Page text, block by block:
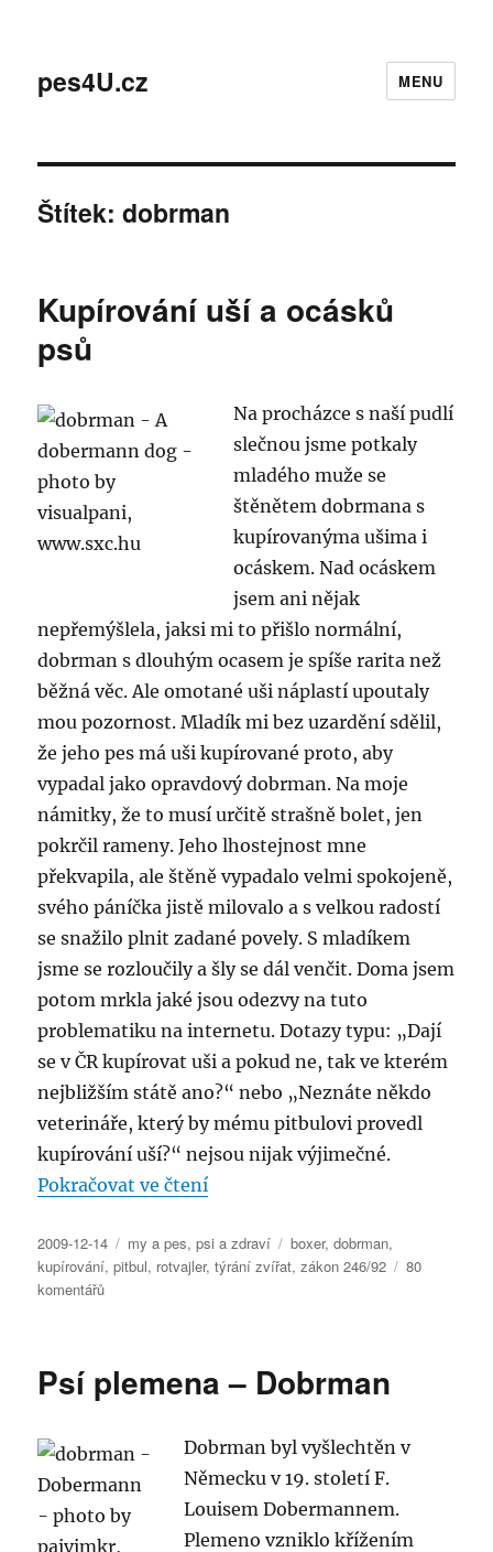
pes4U.cz MENU
Štítek:dobrman
Kupírování uší a ocásků
psů
Na procházce s naší pudlí
slečnou jsme potkaly
mladého muže se
štěnětem dobrmana s
kupírovanýma ušima i
ocáskem. Nad ocáskem
jsem ani nějak
nepřemýšlela, jaksi mi to přišlo normální,
dobrman s dlouhým ocasem je spíše rarita než
běžná věc. Ale omotané uši náplastí upoutaly
mou pozornost. Mladík mi bez uzardění sdělil,
že jeho pes má uši kupírované proto, aby
vypadal jako opravdový dobrman. Na moje
námitky, že to musí určitě strašně bolet, jen
pokrčil rameny. Jeho lhostejnost mne
překvapila, ale štěně vypadalo velmi spokojeně,
svého páníčka jistě milovalo a s velkou radostí
se snažilo plnit zadané povely. S mladíkem
jsme se rozloučily a šly se dál venčit. Doma jsem
potom mrkla jaké jsou odezvy na tuto
problematiku na internetu. Dotazy typu: „Dají
se v ČR kupírovat uši a pokud ne, tak ve kterém
nejbližším státě ano?“ nebo „Neznáte někdo
veterináře, který by mému pitbulovi provedl
kupírování uší?“ nejsou nijak výjimečné.
Pokračovat ve čtení„Kupírování uší a ocásků psů“
Publikováno:
2009-12-14 Rubriky:
my a pes,psi a zdraví Štítky:
boxer,dobrman,
kupírování,pitbul, rotvajler,týrání zvířat,zákon 246/92
80
komentářůu
Kupírování
ocásků
Psí plemena – Dobrman
Dobrman byl vyšlechtěn v
Německu v 19. století F.
Louisem Dobermannem.
Plemeno vzniklo křížením